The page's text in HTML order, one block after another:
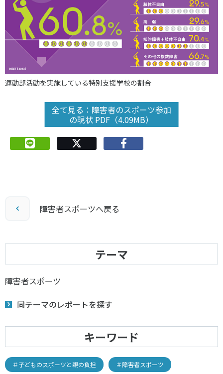
運動部活動を実施している特別支援学校の割合
全て見る：障害者のスポーツ参加
の現状 PDF（4.09MB）
障害者スポーツへ戻る
テーマ
障害者スポーツ
同テーマのレポートを探す
キーワード
＃子どものスポーツと親の負担 ＃障害者スポーツ